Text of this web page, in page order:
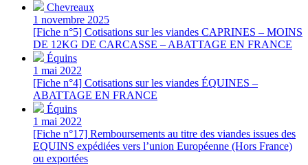
Chevreaux
1 novembre 2025
[Fiche n°5] Cotisations sur les viandes CAPRINES – MOINS
DE 12KG DE CARCASSE – ABATTAGE EN FRANCE
Équins
1 mai 2022
[Fiche n°4] Cotisations sur les viandes ÉQUINES –
ABATTAGE EN FRANCE
Équins
1 mai 2022
[Fiche n°17] Remboursements au titre des viandes issues des
EQUINS expédiées vers l’union Européenne (Hors France)
ou exportées